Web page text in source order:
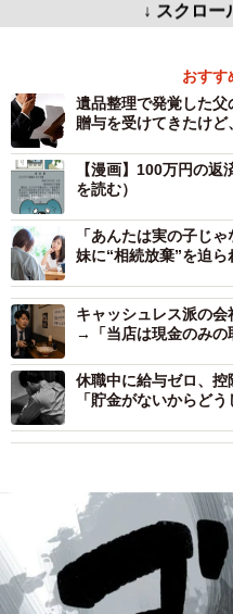
↓ スクロー
おすす
遺品整理で発覚した
贈与を受けてきたけ
【漫画】100万円の
を読む）
「あんたは実の子じ
妹に“相続放棄”を迫
キャッシュレス派の
→「当店は現金のみ
が解説】
休職中に給与ゼロ、
「貯金がないからど